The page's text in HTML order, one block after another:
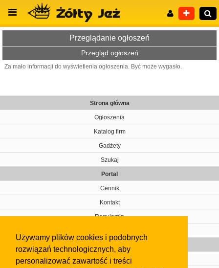
Używamy plików cookies i podobnych
rozwiązań technologicznych, aby
personalizować zawartość i treści
Przeglądanie ogłoszeń
Przegląd ogłoszeń
Za mało informacji do wyświetlenia ogłoszenia. Być może wygasło.
Strona główna
Ogłoszenia
Katalog firm
Gadżety
Szukaj
Portal
Cennik
Kontakt
Regulamin
Gazeta
Olkusz